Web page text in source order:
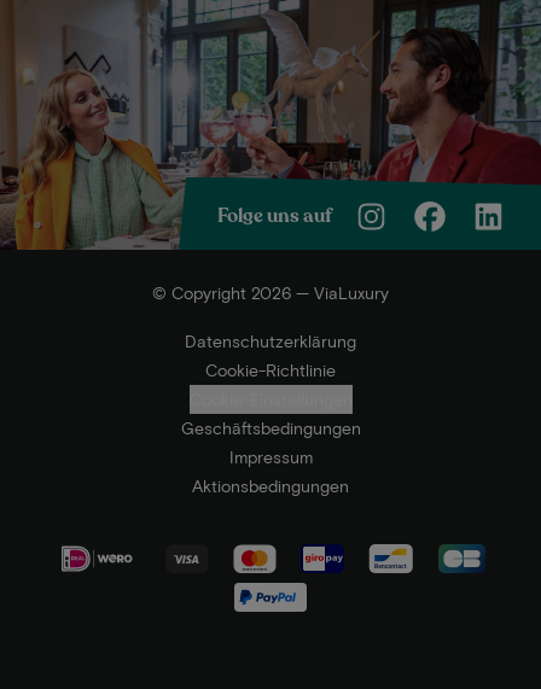
Folge uns auf
© Copyright 2026 — ViaLuxury
Datenschutzerklärung
Cookie-Richtlinie
Geschäftsbedingungen
Impressum
Aktionsbedingungen